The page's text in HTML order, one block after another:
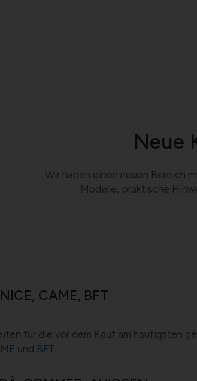
Neue
Wir haben einen neuen Bereich
Modelle, praktische
CAME, BFT
für die vor dem Kauf am häufigsten
und BFT.